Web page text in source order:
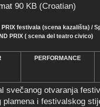
90 KB (Croatian)
festivala (scena kazališta) /
PRIX ( scena del teatro civico)
PERFORMANCE
svečanog otvaranja
plamena i festivalskog